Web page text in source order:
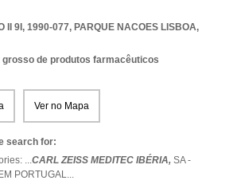
II 9I, 1990-077, PARQUE NACOES LISBOA,
de produtos farmacêuticos
Ver no Mapa
search for:
...CARL ZEISS MEDITEC IBÉRIA, SA -
PORTUGAL...